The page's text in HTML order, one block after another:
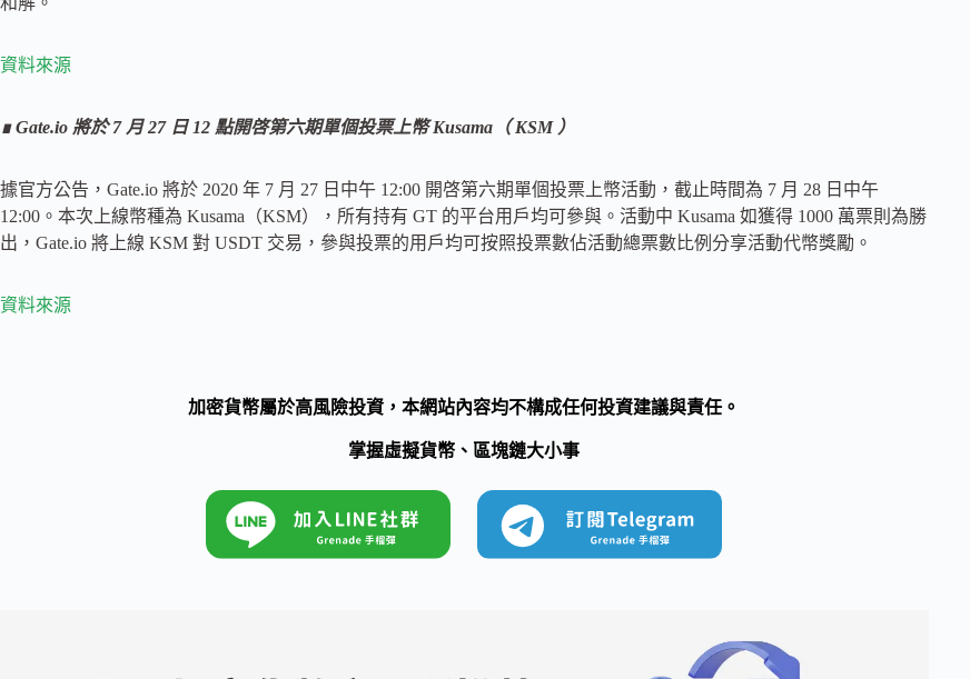
資料來源
∎Gate.io 將於 7 月 27 日 12 點開啓第六期單個投票上幣 Kusama（ KSM ）
據官方公告，Gate.io 將於 2020 年 7 月 27 日中午 12:00 開啓第六期單個投票上幣活動，截止時間為 7 月 28 日中午
12:00。本次上線幣種為 Kusama（KSM），所有持有 GT 的平台用戶均可參與。活動中 Kusama 如獲得 1000 萬票則為勝
出，Gate.io 將上線 KSM 對 USDT 交易，參與投票的用戶均可按照投票數佔活動總票數比例分享活動代幣獎勵。
資料來源
加密貨幣屬於高風險投資，本網站內容均不構成任何投資建議與責任。
掌握虛擬貨幣、區塊鏈大小事